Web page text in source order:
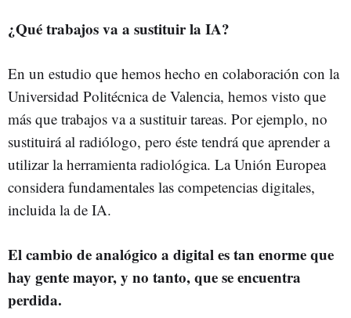
¿Qué trabajos va a sustituir la IA?
En un estudio que hemos hecho en colaboración con la
Universidad Politécnica de Valencia, hemos visto que
más que trabajos va a sustituir tareas. Por ejemplo, no
sustituirá al radiólogo, pero éste tendrá que aprender a
utilizar la herramienta radiológica. La Unión Europea
considera fundamentales las competencias digitales,
incluida la de IA.
El cambio de analógico a digital es tan enorme que
hay gente mayor, y no tanto, que se encuentra
perdida.